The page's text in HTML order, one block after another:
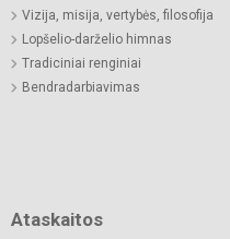
Vizija, misija, vertybės, filosofija
Lopšelio-darželio himnas
Tradiciniai renginiai
Bendradarbiavimas
Ataskaitos